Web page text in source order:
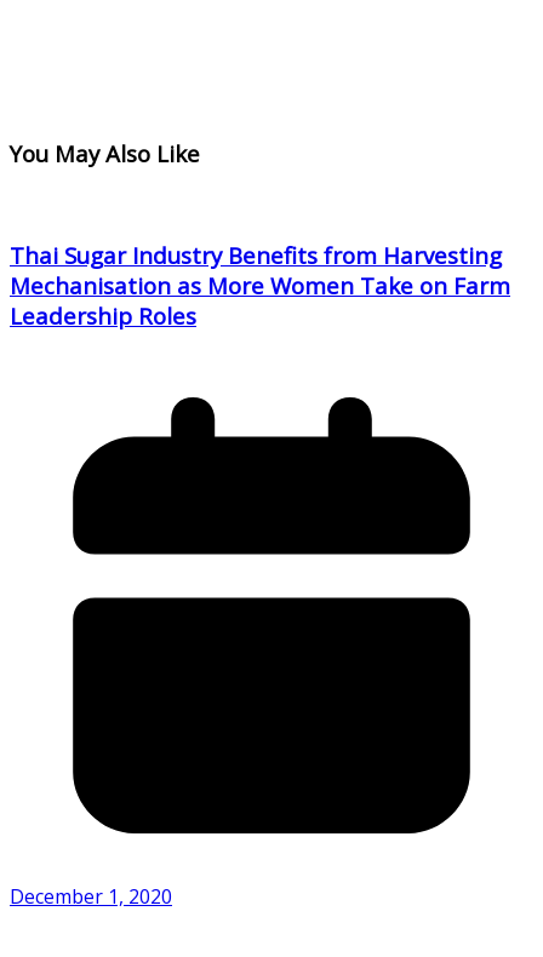
You May Also Like
Thai Sugar Industry Benefits from Harvesting
Mechanisation as More Women Take on Farm
Leadership Roles
December 1, 2020